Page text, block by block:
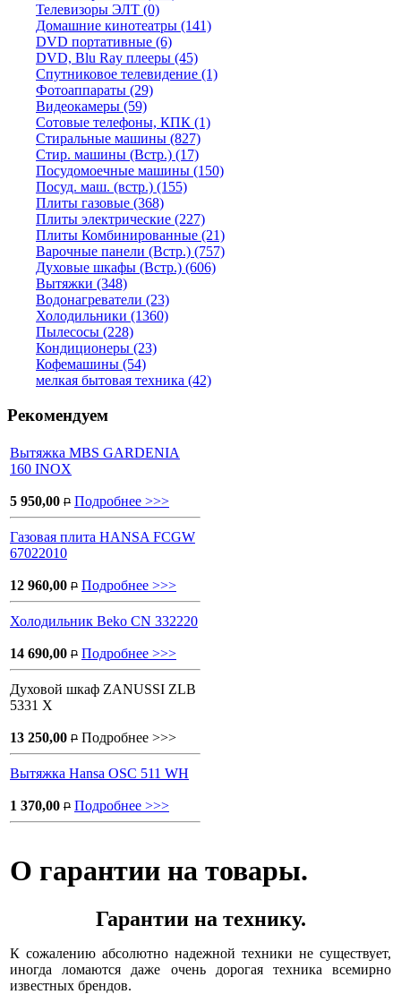
Телевизоры ЭЛТ (0)
Домашние кинотеатры (141)
DVD портативные (6)
DVD, Blu Ray плееры (45)
Спутниковое телевидение (1)
Фотоаппараты (29)
Видеокамеры (59)
Сотовые телефоны, КПК (1)
Стиральные машины (827)
Стир. машины (Встр.) (17)
Посудомоечные машины (150)
Посуд. маш. (встр.) (155)
Плиты газовые (368)
Плиты электрические (227)
Плиты Комбинированные (21)
Варочные панели (Встр.) (757)
Духовые шкафы (Встр.) (606)
Вытяжки (348)
Водонагреватели (23)
Холодильники (1360)
Пылесосы (228)
Кондиционеры (23)
Кофемашины (54)
мелкая бытовая техника (42)
Рекомендуем
Вытяжка MBS GARDENIA
160 INOX
5 950,00 P Подробнее >>>
Газовая плита HANSA FCGW
67022010
12 960,00 P Подробнее >>>
Холодильник Beko CN 332220
14 690,00 P Подробнее >>>
Духовой шкаф ZANUSSI ZLB
5331 X
13 250,00 P Подробнее >>>
Вытяжка Hansa OSC 511 WH
1 370,00 P Подробнее >>>
О гарантии на товары.
Гарантии на технику.
К сожалению абсолютно надежной техники не существует,
иногда ломаются даже очень дорогая техника всемирно
известных брендов.